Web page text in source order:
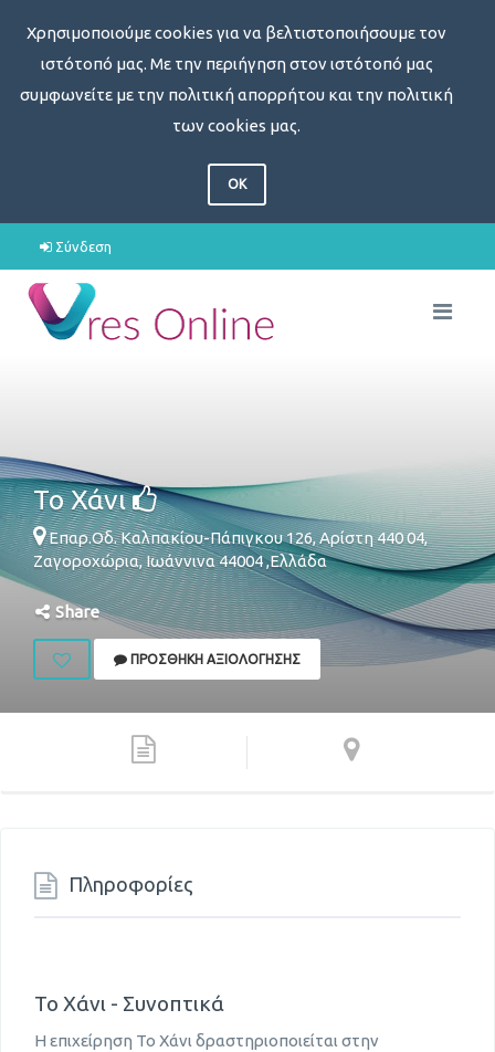
Χρησιμοποιούμε cookies για να βελτιστοποιήσουμε τον
ιστότοπό μας. Με την περιήγηση στον ιστότοπό μας
συμφωνείτε με την πολιτική απορρήτου και την πολιτική
των cookies μας.
OK
Σύνδεση
Το Χάνι
Επαρ.Οδ. Καλπακίου-Πάπιγκου 126, Αρίστη 440 04,
Ζαγοροχώρια,Ιωάννινα44004,Ελλάδα
Share
ΠΡΟΣΘΉΚΗ ΑΞΙΟΛΌΓΗΣΗΣ
Πληροφορίες
Το Χάνι - Συνοπτικά
Η επιχείρηση Το Χάνι δραστηριοποιείται στην